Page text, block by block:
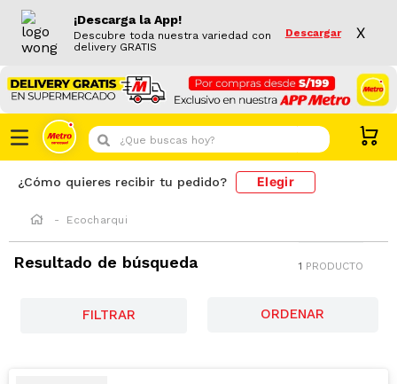
¡Descarga la App!
Descubre toda nuestra variedad con
delivery GRATIS
Descargar X
¿Que buscas hoy?
¿Cómo quieres recibir tu pedido? Elegir
Ecocharqui
Resultado de búsqueda 1 PRODUCTO
FILTRAR